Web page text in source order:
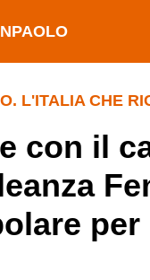
L'ITALIA CHE
con il